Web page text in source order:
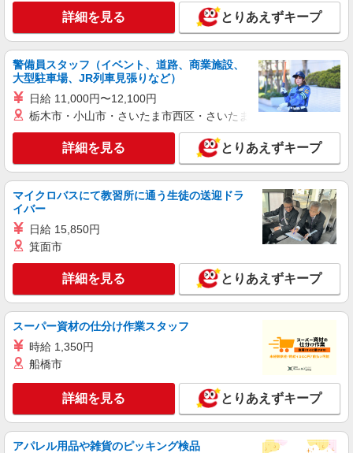
詳細を見る とりあえずキープ
警備員スタッフ（イベント、道路、商業施設、
大型駐車場、JR列車見張りなど）
日給 11,000円〜12,100円
栃木市・小山市・さいたま市西区・さいたま市岩槻区・久喜市・
詳細を見る とりあえずキープ
マイクロバスにて教習所に通う生徒の送迎ドラ
イバー
日給 15,850円
箕面市
詳細を見る とりあえずキープ
スーパー資材の仕分け作業スタッフ
時給 1,350円
船橋市
詳細を見る とりあえずキープ
アパレル用品や雑貨のピッキング検品